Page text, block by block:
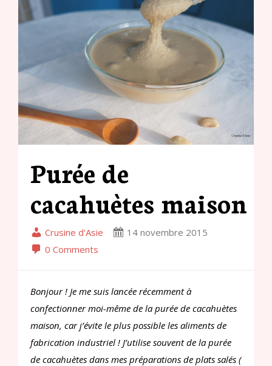
Purée de
cacahuètes maison
Crusine d'Asie
14 novembre 2015
0 Comments
Bonjour ! Je me suis lancée récemment à
confectionner moi-même de la purée de cacahuètes
maison, car j’évite le plus possible les aliments de
fabrication industriel ! J’utilise souvent de la purée
de cacahuètes dans mes préparations de plats salés (